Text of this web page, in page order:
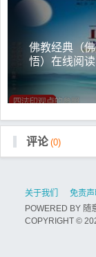
佛教经典（
悟）在线阅读
评论 (0)
关于我们 免责声
POWERED BY 随
COPYRIGHT ©